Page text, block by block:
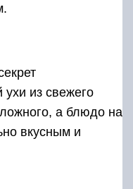
ухи из свежего
а блюдо на
вкусным и